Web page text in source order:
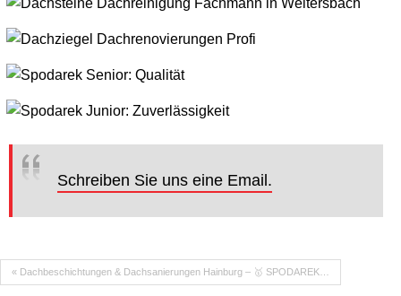
Schreiben Sie uns eine Email.
« Dachbeschichtungen & Dachsanierungen Hainburg – 🥇 SPODAREK…